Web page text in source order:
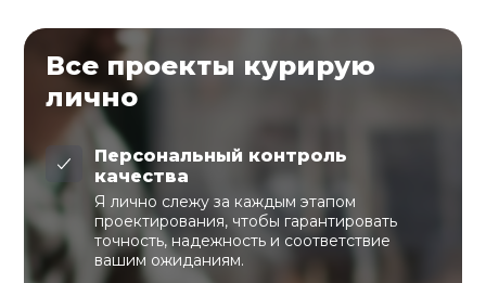
Все проекты курирую
лично
Персональный контроль
качества
Я лично слежу за каждым этапом
проектирования, чтобы гарантировать
точность, надежность и соответствие
вашим ожиданиям.